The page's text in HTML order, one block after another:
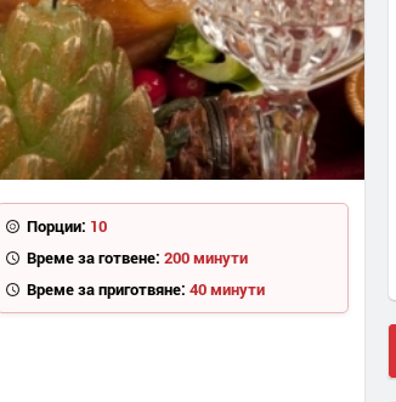
Порции: 10
Време за готвене: 200 минути
Време за приготвяне: 40 минути